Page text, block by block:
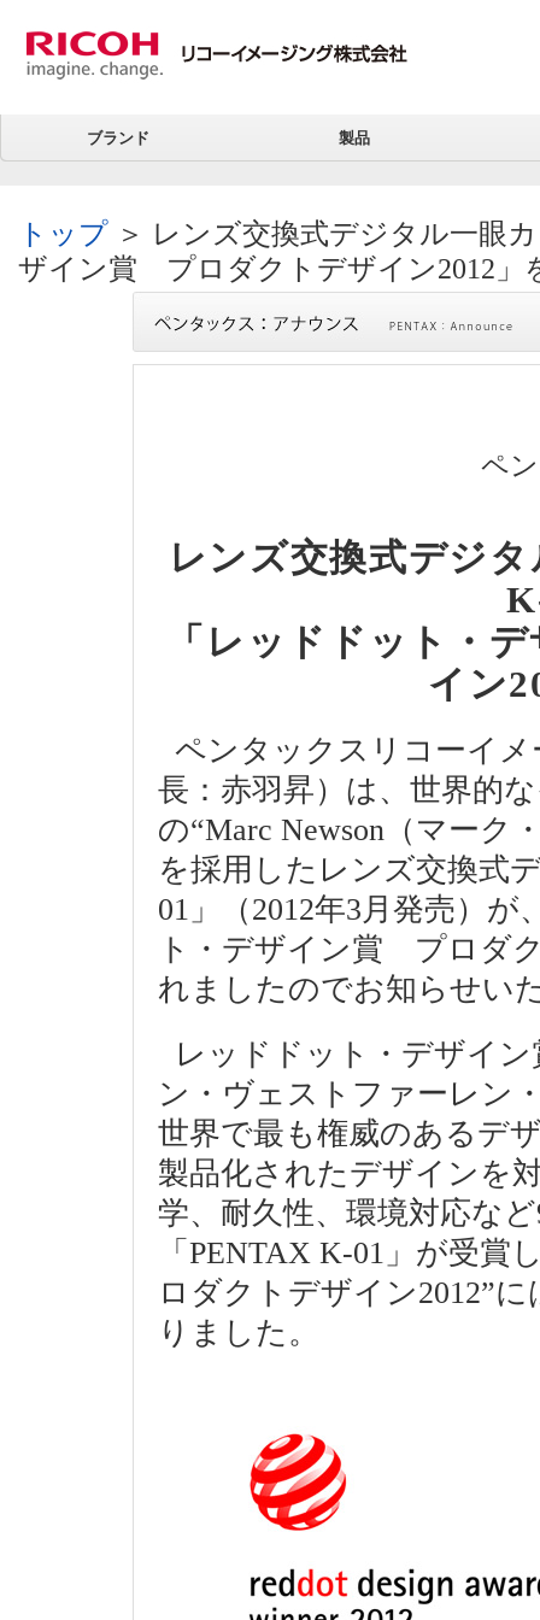
ブランド 製品
トップ ＞ レンズ交換式デジタル一眼
ザイン賞 プロダクトデザイン2012」
ペ
レンズ交換式デジ
「レッドドット・
イン
ペンタックスリコーイ
長：赤羽昇）は、世界的
の“Marc Newson（マーク
を採用したレンズ交換式
01」（2012年3月発売）
ト・デザイン賞 プロダ
れましたのでお知らせい
レッドドット・デザイ
ン・ヴェストファーレン
世界で最も権威のあるデ
製品化されたデザインを
学、耐久性、環境対応な
「PENTAX K-01」が受
ロダクトデザイン2012”
りました。